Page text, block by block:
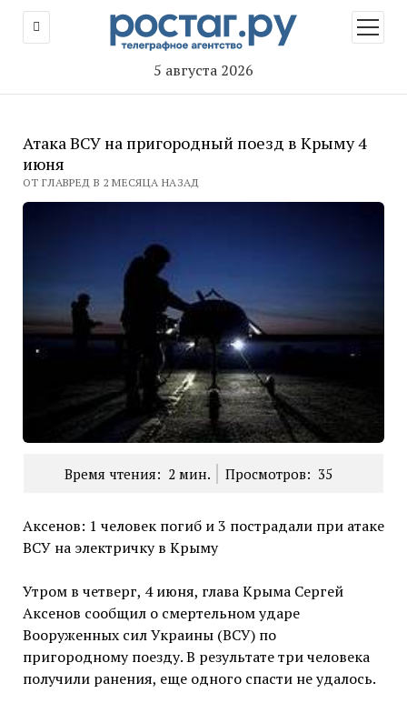
5 августа 2026
меню
Атака ВСУ на пригородный поезд в Крыму 4
июня
ОТ ГЛАВРЕД В 2 МЕСЯЦА НАЗАД
Время чтения: 2 мин. Просмотров: 35
Аксенов: 1 человек погиб и 3 пострадали при атаке
ВСУ на электричку в Крыму
Утром в четверг, 4 июня, глава Крыма Сергей
Аксенов сообщил о смертельном ударе
Вооруженных сил Украины (ВСУ) по
пригородному поезду. В результате три человека
получили ранения, еще одного спасти не удалось.